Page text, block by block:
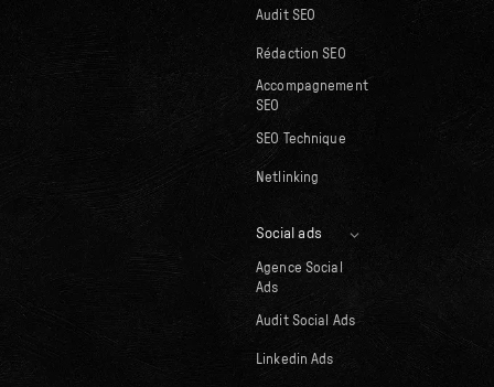
Audit SEO
Rédaction SEO
Accompagnement
SEO
SEO Technique
Netlinking
Social ads
Agence Social
Ads
Audit Social Ads
Linkedin Ads